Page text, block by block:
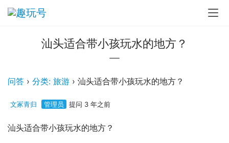
汕头适合带小孩玩水的地方？
问答 › 分类: 旅游 › 汕头适合带小孩玩水的地方？
文冢青归 管理员 提问 3 年之前
汕头适合带小孩玩水的地方？